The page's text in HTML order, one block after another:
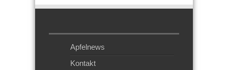
Apfelnews
Kontakt